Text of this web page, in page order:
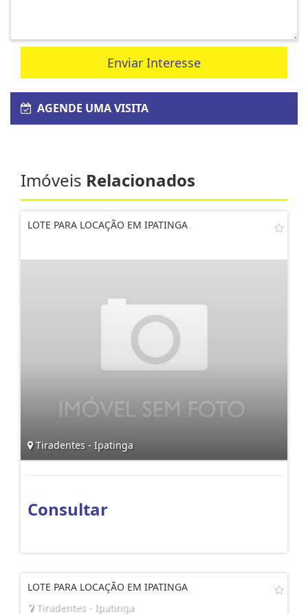
Enviar Interesse
AGENDE UMA VISITA
Imóveis Relacionados
LOTE PARA LOCAÇÃO EM IPATINGA
Tiradentes - Ipatinga
Consultar
LOTE PARA LOCAÇÃO EM IPATINGA
Tiradentes - Ipatinga